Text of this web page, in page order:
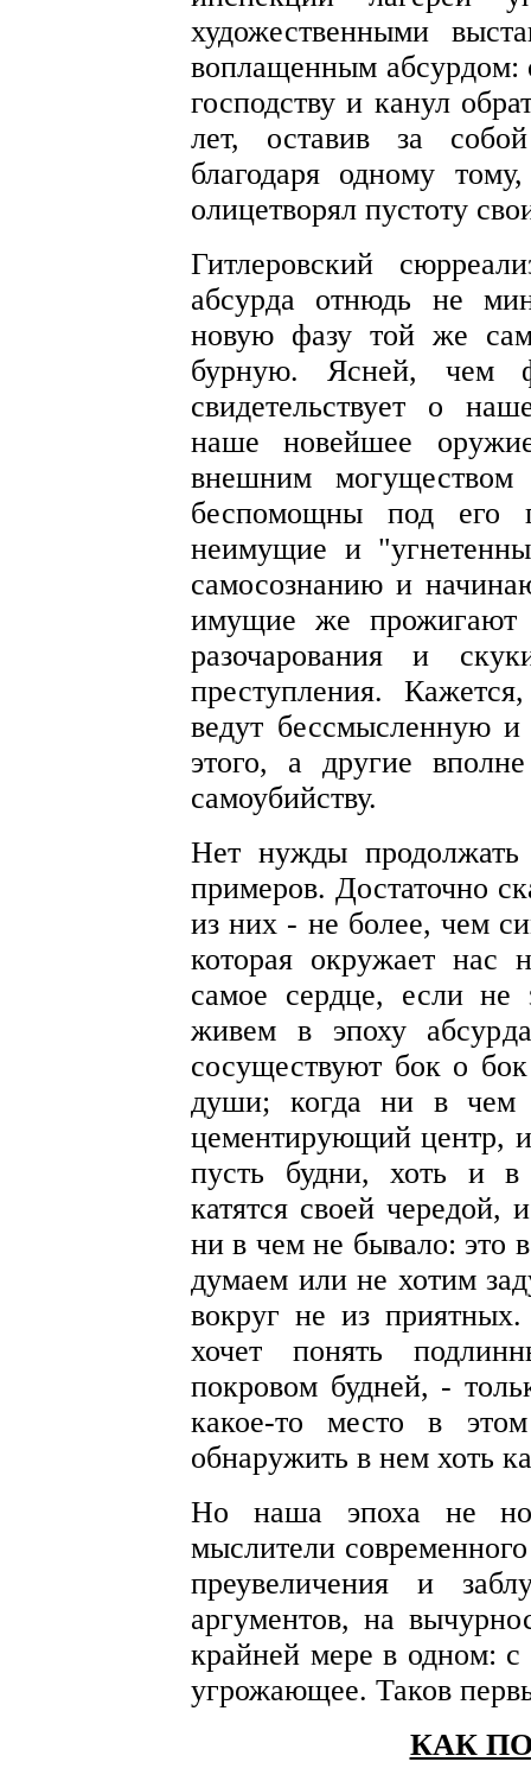
художественными
воплащенным абсурдом:
господству и канул
лет, оставив за
благодаря одному
олицетворял пустоту
Гитлеровский
абсурда отнюдь не
новую фазу той же
бурную. Ясней, чем
свидетельствует о
наше новейшее
внешним
беспомощны под его
неимущие и
самосознанию и
имущие же прожигают
разочарования и
преступления.
ведут бессмысленную
этого, а другие
самоубийству.
Нет нужды
примеров. Достаточно
из них - не более, чем
которая окружает
самое сердце, если
живем в эпоху
сосуществуют бок о
души; когда ни в чем
цементирующий центр,
пусть будни, хоть и
катятся своей чередой,
ни в чем не бывало: это
думаем или не хотим
вокруг не из
хочет понять
покровом будней, -
какое-то место в
обнаружить в нем хоть
Но наша эпоха не
мыслители
преувеличения и
аргументов, на
крайней мере в одном:
угрожающее. Таков
КАК